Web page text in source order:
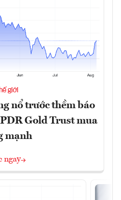
giới
nổ trước thềm báo
Gold Trust mua
mạnh
ngay